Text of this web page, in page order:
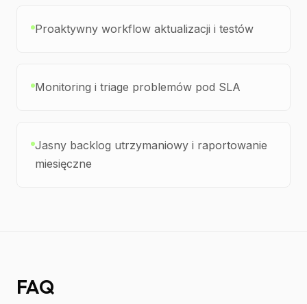
Proaktywny workflow aktualizacji i testów
Monitoring i triage problemów pod SLA
Jasny backlog utrzymaniowy i raportowanie
miesięczne
FAQ